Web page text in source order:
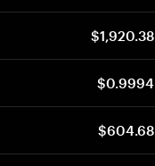
$1,920.38
$0.9994
$604.68